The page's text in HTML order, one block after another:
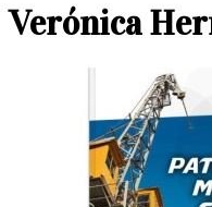
Verónica